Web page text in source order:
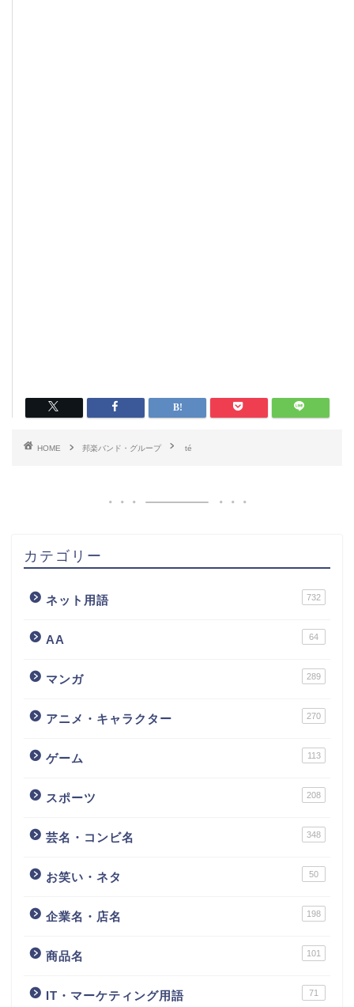
HOME 邦楽バンド・グループ té
カテゴリー
ネット用語 732
AA 64
マンガ 289
アニメ・キャラクター 270
ゲーム 113
スポーツ 208
芸名・コンビ名 348
お笑い・ネタ 50
企業名・店名 198
商品名 101
IT・マーケティング用語 71